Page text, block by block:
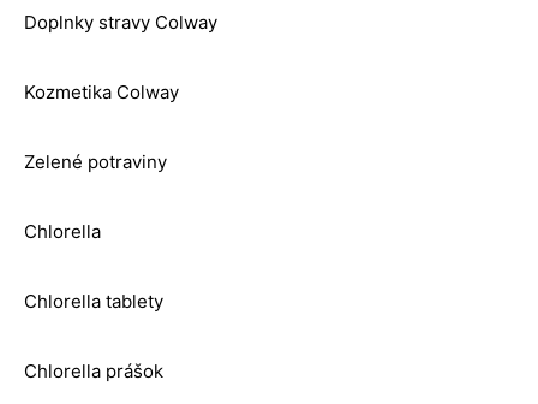
Doplnky stravy Colway
Kozmetika Colway
Zelené potraviny
Chlorella
Chlorella tablety
Chlorella prášok